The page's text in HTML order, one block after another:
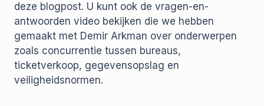
deze blogpost. U kunt ook de vragen-en-
antwoorden video bekijken die we hebben
gemaakt met Demir Arkman over onderwerpen
zoals concurrentie tussen bureaus,
ticketverkoop, gegevensopslag en
veiligheidsnormen.